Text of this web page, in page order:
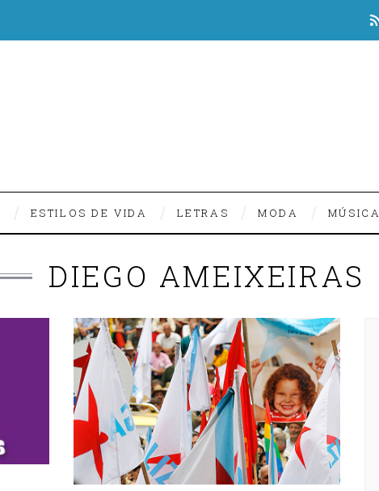
ESTILOS DE VIDA LETRAS MODA MÚSICA
DIEGO AMEIXEIRAS